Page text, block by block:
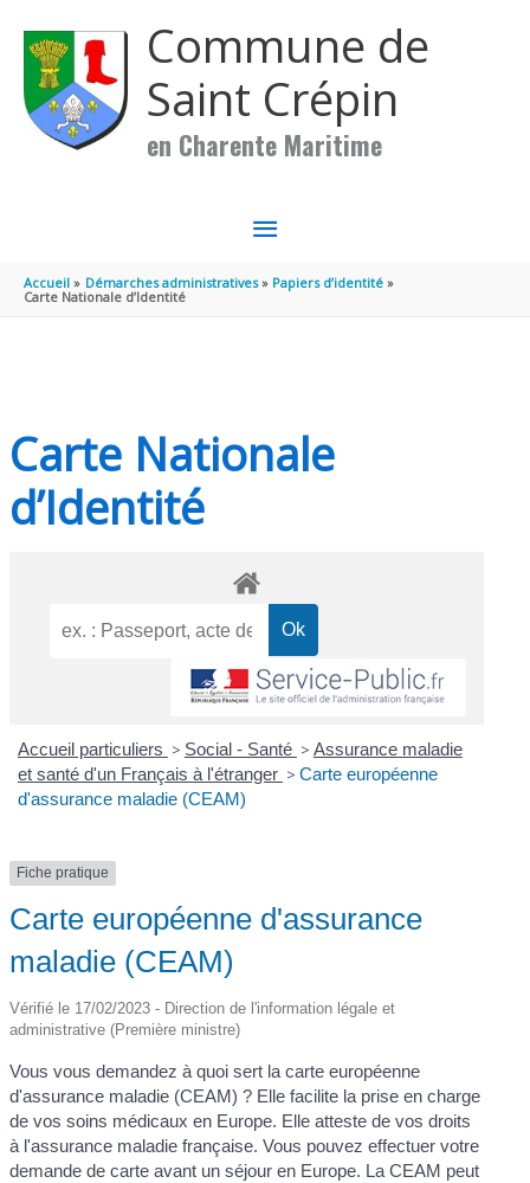
Commune de
Saint Crépin
en Charente Maritime
MENU
PRINCIPAL
Accueil Démarches administratives
Papiers d’identité
Carte Nationale d’Identité
Carte Nationale
d’Identité
Accueil particuliers > Social - Santé > Assurance maladie
et santé d'un Français à l'étranger > Carte européenne
d'assurance maladie (CEAM)
Fiche pratique
Carte européenne d'assurance
maladie (CEAM)
Vérifié le 17/02/2023 - Direction de l'information légale et
administrative (Première ministre)
Vous vous demandez à quoi sert la carte européenne
d'assurance maladie (CEAM) ? Elle facilite la prise en charge
de vos soins médicaux en Europe. Elle atteste de vos droits
à l'assurance maladie française. Vous pouvez effectuer votre
demande de carte avant un séjour en Europe. La CEAM peut